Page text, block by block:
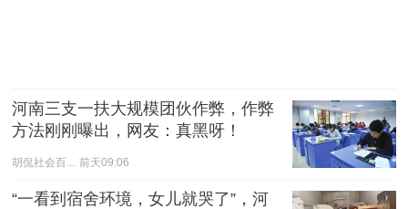
河南三支一扶大规模团伙作弊，作弊
方法刚刚曝出，网友：真黑呀！
胡侃社会百... 前天09:06
“一看到宿舍环境，女儿就哭了”，河